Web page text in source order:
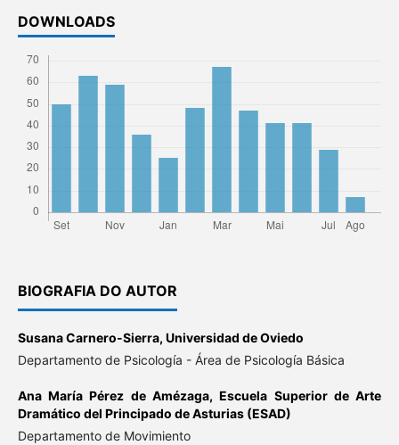
DOWNLOADS
BIOGRAFIA DO AUTOR
Susana Carnero-Sierra, Universidad de Oviedo
Departamento de Psicología - Área de Psicología Básica
Ana María Pérez de Amézaga,Escuela Superior de Arte
Dramático del Principado de Asturias (ESAD)
Departamento de Movimiento